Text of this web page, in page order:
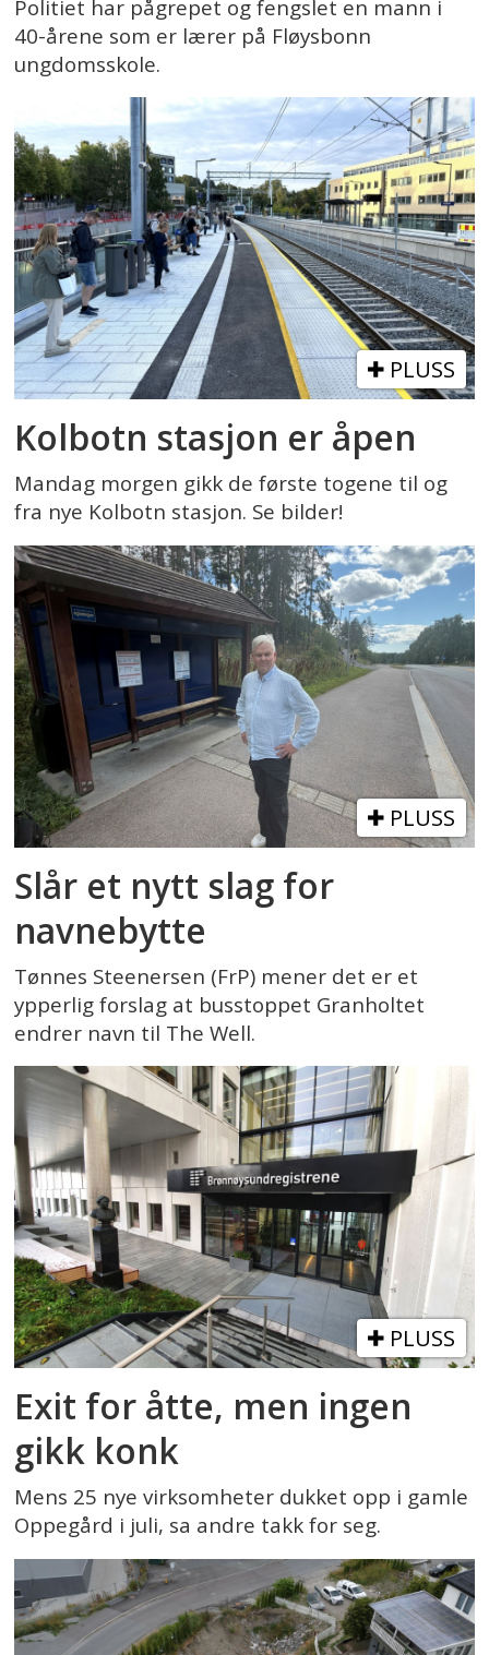
Politiet har pågrepet og fengslet en mann i
40-årene som er lærer på Fløysbonn
ungdomsskole.
PLUSS
Kolbotn stasjon er åpen
Mandag morgen gikk de første togene til og
fra nye Kolbotn stasjon. Se bilder!
PLUSS
Slår et nytt slag for
navnebytte
Tønnes Steenersen (FrP) mener det er et
ypperlig forslag at busstoppet Granholtet
endrer navn til The Well.
PLUSS
Exit for åtte, men ingen
gikk konk
Mens 25 nye virksomheter dukket opp i gamle
Oppegård i juli, sa andre takk for seg.